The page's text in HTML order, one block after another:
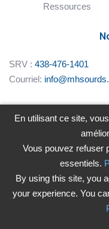
Ressources
SRV : 438-476-1401
Courriel:
Montréal, Québec, H1X
En utilisant ce site,
Vous pouvez refuser
essentiels.
By using this site, you
your experience. You